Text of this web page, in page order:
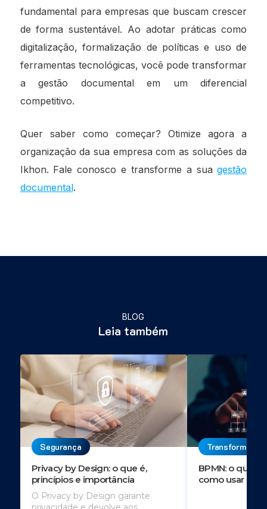
fundamental para empresas que buscam crescer
de forma sustentável. Ao adotar práticas como
digitalização, formalização de políticas e uso de
ferramentas tecnológicas, você pode transformar
a gestão documental em um diferencial
competitivo.
Quer saber como começar? Otimize agora a
organização da sua empresa com as soluções da
Ikhon. Fale conosco e transforme a suagestão
documental.
BLOG
Leia também
Segurança
Privacy by Design: o que é,
princípios e importância
O Privacy by Design garante
BPMN: o que
como usar